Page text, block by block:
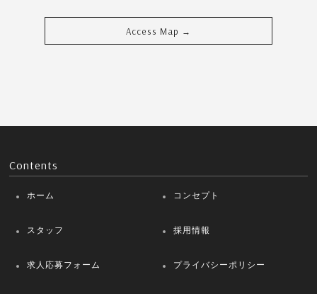
Access Map →
Contents
ホーム コンセプト
スタッフ 採用情報
求人応募フォーム プライバシーポリシー